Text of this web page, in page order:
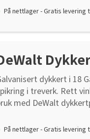
måler i både metrisk
På nettlager - Gratis levering
dykkert i 18
i treverk. Rett
med DeWalt
På nettlager - Gratis levering